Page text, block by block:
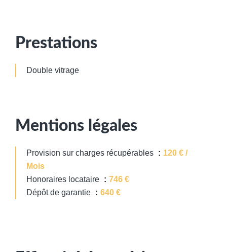
Prestations
Double vitrage
Mentions légales
Provision sur charges récupérables
120 € /
Mois
Honoraires locataire
746 €
Dépôt de garantie
640 €